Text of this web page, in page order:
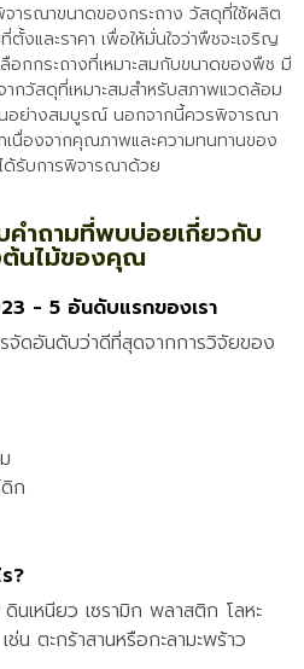
ารณาขนาดของกระถาง วัสดุที่ใช้ผลิต
งและราคา เพื่อให้มั่นใจว่าพืชจะเจริญ
อกกระถางที่เหมาะสมกับขนาดของพืช มี
ากวัสดุที่เหมาะสมสำหรับสภาพแวดล้อม
นอย่างสมบูรณ์ นอกจากนี้ควรพิจารณา
เนื่องจากคุณภาพและความทนทานของ
ด้รับการพิจารณาด้วย
คำถามที่พบบ่อยเกี่ยวกับ
ต้นไม้ของคุณ
- 5 อันดับแรกของเรา
จัดอันดับว่าดีที่สุดจากการวิจัยของ
ก
?
นเหนียว เซรามิก พลาสติก โลหะ
น ตะกร้าสานหรือกะลามะพร้าว